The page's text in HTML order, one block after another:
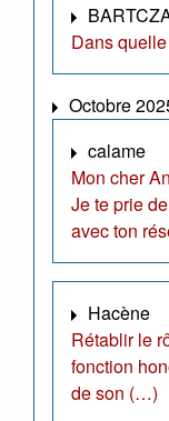
Dans
Octobre
calame
Mon cher
Je te prie
avec ton
Hacène
Rétablir le
fonction
de son (…)